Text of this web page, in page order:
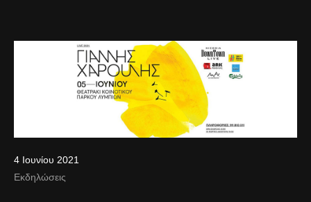
4 Ιουνίου 2021
Εκδηλώσεις